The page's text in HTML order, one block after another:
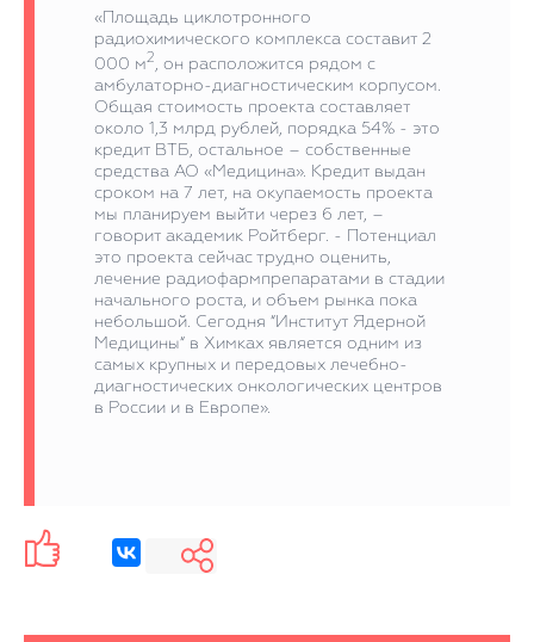
«Площадь циклотронного
радиохимического комплекса составит 2
000 м2
, он расположится рядом с
амбулаторно-диагностическим корпусом.
Общая стоимость проекта составляет
около 1,3 млрд рублей, порядка 54% - это
кредит ВТБ, остальное – собственные
средства АО «Медицина». Кредит выдан
сроком на 7 лет, на окупаемость проекта
мы планируем выйти через 6 лет, –
говорит академик Ройтберг. - Потенциал
это проекта сейчас трудно оценить,
лечение радиофармпрепаратами в стадии
начального роста, и объем рынка пока
небольшой. Сегодня “Институт Ядерной
Медицины“ в Химках является одним из
самых крупных и передовых лечебно-
диагностических онкологических центров
в России и в Европе».